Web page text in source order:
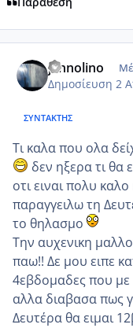
jannolino
Δημοσίευση 2
ΣΥΝΤΆΚΤΗΣ
Τι καλα που ολα
δεν ηξερα τι θα
οτι ειναι πολυ
παραγγειλω τη
το θηλασμο
Την αυχενικη
παω!! Δε μου ειπε
4εβδομαδες που με
αλλα διαβασα πως
Δευτέρα θα ειμαι